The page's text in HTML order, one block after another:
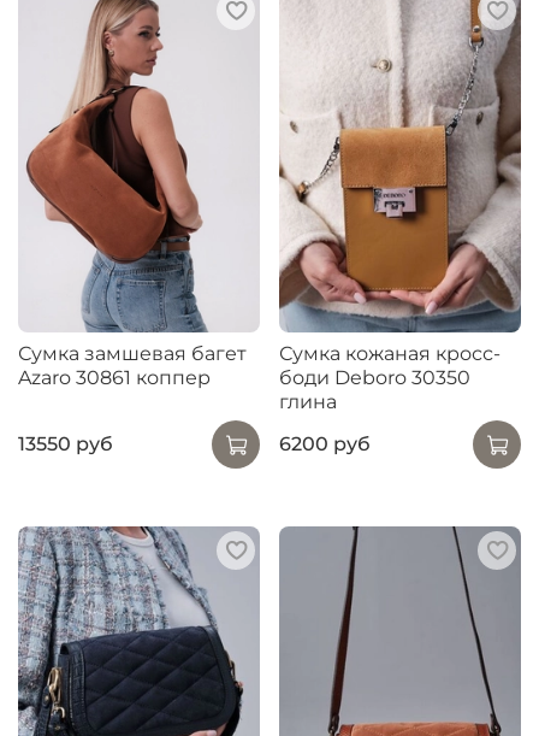
Сумка замшевая багет
Azaro 30861 коппер
13550 руб
Сумка кожаная кросс-
боди Deboro 30350
глина
6200 руб